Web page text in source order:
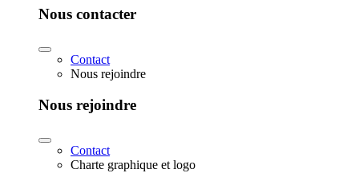
Nous contacter
Contact
Nous rejoindre
Nous rejoindre
Contact
Charte graphique et logo